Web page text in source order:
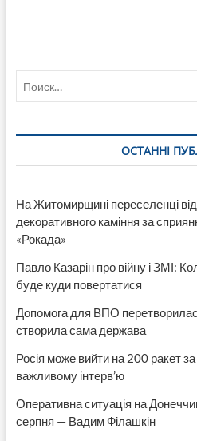
ОСТАННІ
На Житомирщині переселенці
декоративного каміння за
«Рокада»
Павло Казарін про війну і ЗМІ:
буде куди повертатися
Допомога для ВПО
створила сама держава
Росія може вийти на 200 ракет
важливому інтерв’ю
Оперативна ситуація на
серпня — Вадим Філашкін